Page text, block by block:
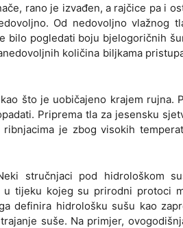
rano je izvađen, a rajčice pa i
Od nedovoljno vlažnog
bilo pogledati boju bjelogoričnih
količina biljkama
što je uobičajeno krajem rujna.
Priprema tla za jesensku
je zbog visokih
stručnjaci pod hidrološkom
u tijeku kojeg su prirodni protoci
definira hidrološku sušu kao
suše. Na primjer,